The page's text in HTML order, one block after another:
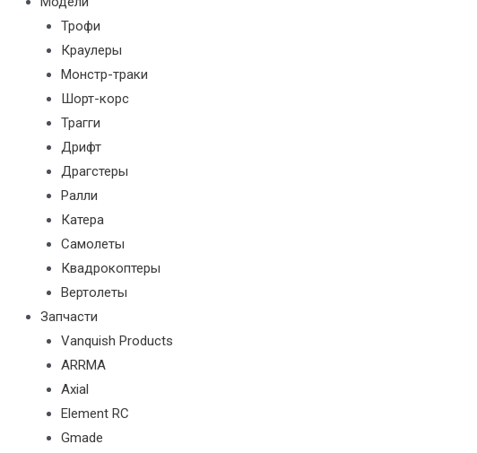
Трофи
Краулеры
Монстр-траки
Шорт-корс
Трагги
Дрифт
Драгстеры
Ралли
Катера
Самолеты
Квадрокоптеры
Вертолеты
Запчасти
Vanquish Products
ARRMA
Axial
Element RC
Gmade